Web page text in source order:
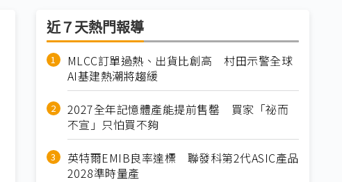
近７天熱門報導
MLCC訂單過熱、出貨比創高 村田示警全球
AI基建熱潮將趨緩
2027全年記憶體產能提前售罄 買家「祕而
不宣」只怕買不夠
英特爾EMIB良率達標 聯發科第2代ASIC產品
2028準時量產